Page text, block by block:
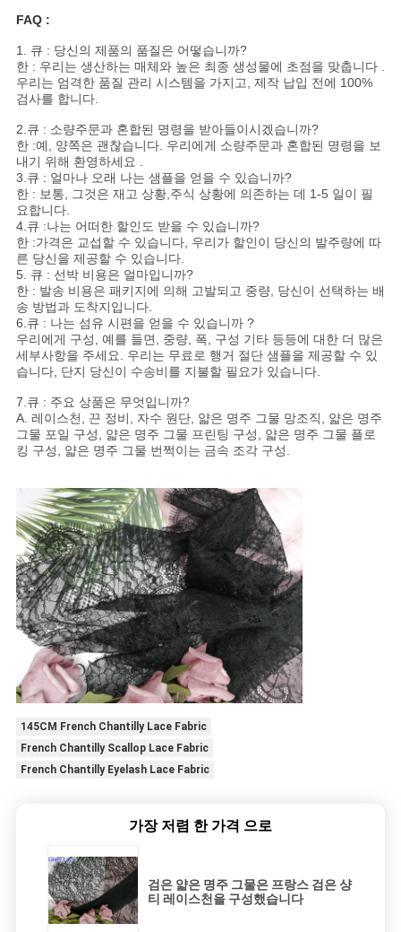
FAQ :
1. 큐 : 당신의 제품의 품질은 어떻습니까?
한 : 우리는 생산하는 매체와 높은 최종 생성물에 초점을 맞춥니다 .
우리는 엄격한 품질 관리 시스템을 가지고, 제작 납입 전에 100%
검사를 합니다.
2.큐 : 소량주문과 혼합된 명령을 받아들이시겠습니까?
한 :예, 양쪽은 괜찮습니다. 우리에게 소량주문과 혼합된 명령을 보
내기 위해 환영하세요 .
3.큐 : 얼마나 오래 나는 샘플을 얻을 수 있습니까?
한 : 보통, 그것은 재고 상황,주식 상황에 의존하는 데 1-5 일이 필
요합니다.
4.큐 :나는 어떠한 할인도 받을 수 있습니까?
한 :가격은 교섭할 수 있습니다, 우리가 할인이 당신의 발주량에 따
른 당신을 제공할 수 있습니다.
5. 큐 : 선박 비용은 얼마입니까?
한 : 발송 비용은 패키지에 의해 고발되고 중량, 당신이 선택하는 배
송 방법과 도착지입니다.
6.큐 : 나는 섬유 시편을 얻을 수 있습니까 ?
우리에게 구성, 예를 들면, 중량, 폭, 구성 기타 등등에 대한 더 많은
세부사항을 주세요. 우리는 무료로 행거 절단 샘플을 제공할 수 있
습니다, 단지 당신이 수송비를 지불할 필요가 있습니다.
7.큐 : 주요 상품은 무엇입니까?
A. 레이스천, 끈 정비, 자수 원단, 얇은 명주 그물 망조직, 얇은 명주
그물 포일 구성, 얇은 명주 그물 프린팅 구성, 얇은 명주 그물 플로
킹 구성, 얇은 명주 그물 번쩍이는 금속 조각 구성.
145CM French Chantilly Lace Fabric
French Chantilly Scallop Lace Fabric
French Chantilly Eyelash Lace Fabric
가장 저렴 한 가격 으로
검은 얇은 명주 그물은 프랑스 검은 샹
티 레이스천을 구성했습니다